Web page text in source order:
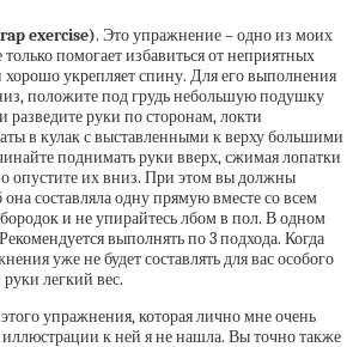
exercise). Это упражнение – одно из моих
помогает избавиться от неприятных
укрепляет спину. Для его выполнения
положите под грудь небольшую подушку
разведите руки по сторонам, локти
в кулак с выставленными к верху большими
поднимать руки вверх, сжимая лопатки
опустите их вниз. При этом вы должны
она составляла одну прямую вместе со всем
и не упирайтесь лбом в пол. В одном
выполнять по 3 подхода. Когда
уже не будет составлять для вас особого
легкий вес.
упражнения, которая лично мне очень
к ней я не нашла. Вы точно также